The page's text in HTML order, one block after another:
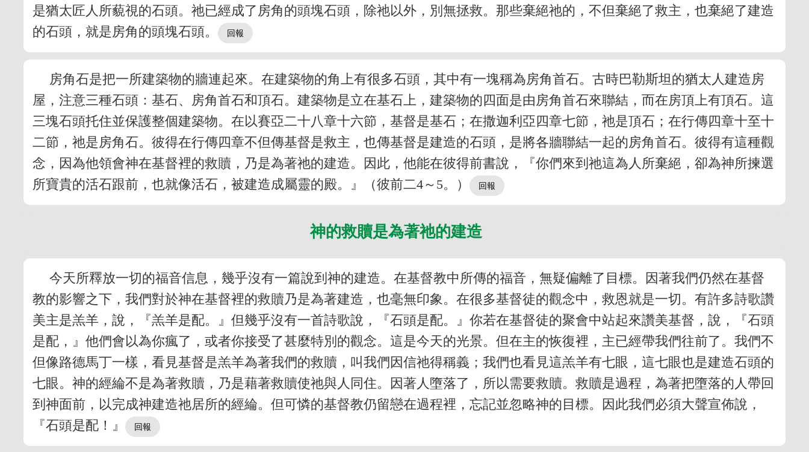
是猶太匠人所藐視的石頭。祂已經成了房角的頭塊石頭，除祂以外，別無拯救。那些棄絕祂的，不但棄絕了救主，也棄絕了建造
的石頭，就是房角的頭塊石頭。
房角石是把一所建築物的牆連起來。在建築物的角上有很多石頭，其中有一塊稱為房角首石。古時巴勒斯坦的猶太人建造房
屋，注意三種石頭：基石、房角首石和頂石。建築物是立在基石上，建築物的四面是由房角首石來聯結，而在房頂上有頂石。這
三塊石頭托住並保護整個建築物。在以賽亞二十八章十六節，基督是基石；在撒迦利亞四章七節，祂是頂石；在行傳四章十至十
二節，祂是房角石。彼得在行傳四章不但傳基督是救主，也傳基督是建造的石頭，是將各牆聯結一起的房角首石。彼得有這種觀
念，因為他領會神在基督裡的救贖，乃是為著祂的建造。因此，他能在彼得前書說，『你們來到祂這為人所棄絕，卻為神所揀選
所寶貴的活石跟前，也就像活石，被建造成屬靈的殿。』（彼前二4～5。）
神的救贖是為著祂的建造
今天所釋放一切的福音信息，幾乎沒有一篇說到神的建造。在基督教中所傳的福音，無疑偏離了目標。因著我們仍然在基督
教的影響之下，我們對於神在基督裡的救贖乃是為著建造，也毫無印象。在很多基督徒的觀念中，救恩就是一切。有許多詩歌讚
美主是羔羊，說，『羔羊是配。』但幾乎沒有一首詩歌說，『石頭是配。』你若在基督徒的聚會中站起來讚美基督，說，『石頭
是配，』他們會以為你瘋了，或者你接受了甚麼特別的觀念。這是今天的光景。但在主的恢復裡，主已經帶我們往前了。我們不
但像路德馬丁一樣，看見基督是羔羊為著我們的救贖，叫我們因信祂得稱義；我們也看見這羔羊有七眼，這七眼也是建造石頭的
七眼。神的經綸不是為著救贖，乃是藉著救贖使祂與人同住。因著人墮落了，所以需要救贖。救贖是過程，為著把墮落的人帶回
到神面前，以完成神建造祂居所的經綸。但可憐的基督教仍留戀在過程裡，忘記並忽略神的目標。因此我們必須大聲宣佈說，
『石頭是配！』